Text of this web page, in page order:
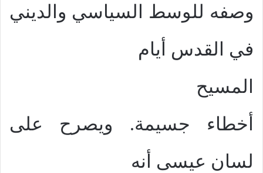
وصفه للوسط السياسي والديني
في القدس أيام
المسيح
أخطاء جسيمة. ويصرح على
لسان عيسى أنه